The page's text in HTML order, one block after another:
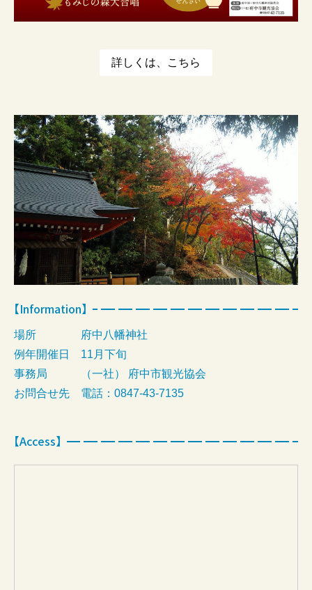
詳しくは、こちら
【Information】
場所
府中八幡神社
例年開催日
11月下旬
事務局
（一社） 府中市観光協会
お問合せ先
電話：0847-43-7135
【Access】